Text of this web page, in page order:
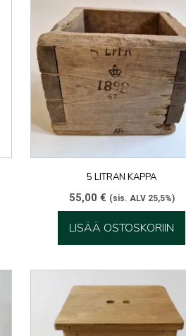
5 LITRAN KAPPA
55,00 € (sis. ALV 25,5%)
LISÄÄ OSTOSKORIIN